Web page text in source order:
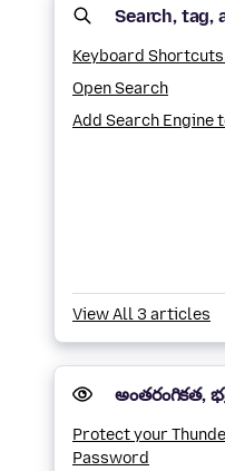
Search, tag,
Keyboard
Open Search
Add Search Engine
View All 3 articles
అంతరంగికత,
Protect your
Password